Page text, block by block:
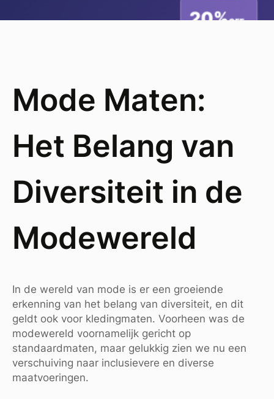
Mode Maten:
Het Belang van
Diversiteit in de
Modewereld
In de wereld van mode is er een groeiende
erkenning van het belang van diversiteit, en dit
geldt ook voor kledingmaten. Voorheen was de
modewereld voornamelijk gericht op
standaardmaten, maar gelukkig zien we nu een
verschuiving naar inclusievere en diverse
maatvoeringen.